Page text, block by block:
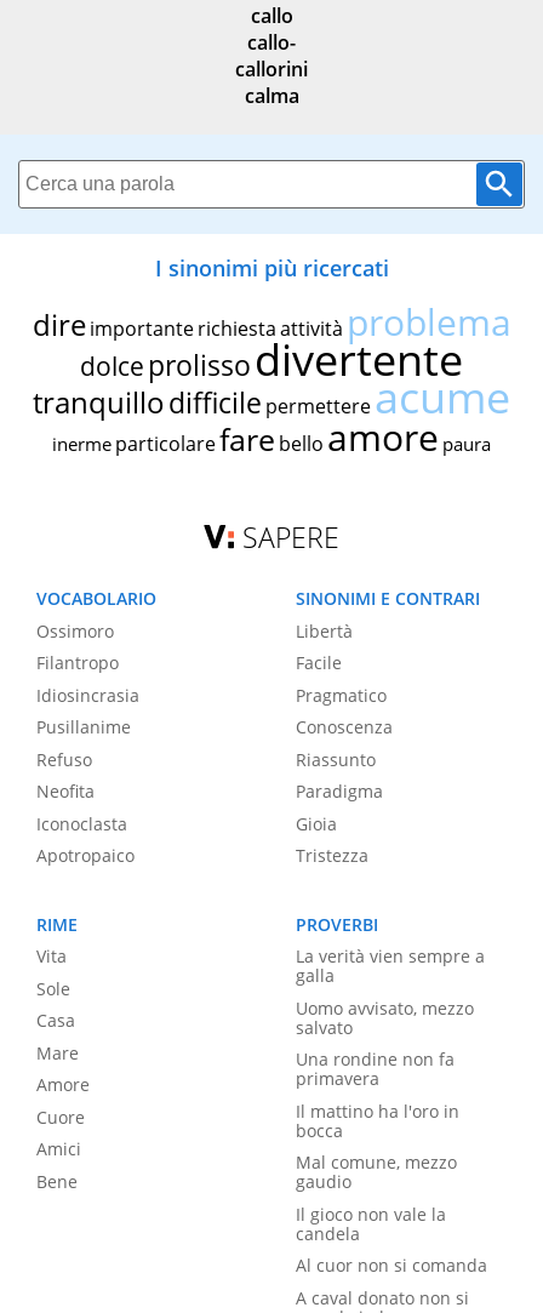
callo
callo-
callorini
calma
I sinonimi più ricercati
dire importante richiestaattività problema
dolce prolissodivertente
tranquillodifficile permettereacume
inerme particolarefare bello amore paura
SAPERE
VOCABOLARIO
Ossimoro
Filantropo
Idiosincrasia
Pusillanime
Refuso
Neofita
Iconoclasta
Apotropaico
SINONIMI E CONTRARI
Libertà
Facile
Pragmatico
Conoscenza
Riassunto
Paradigma
Gioia
Tristezza
RIME
Vita
Sole
Casa
Mare
Amore
Cuore
Amici
Bene
PROVERBI
La verità vien sempre a
galla
Uomo avvisato, mezzo
salvato
Una rondine non fa
primavera
Il mattino ha l'oro in
bocca
Mal comune, mezzo
gaudio
Il gioco non vale la
candela
Al cuor non si comanda
A caval donato non si